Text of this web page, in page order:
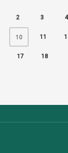
2 3 4
10 11
17 18